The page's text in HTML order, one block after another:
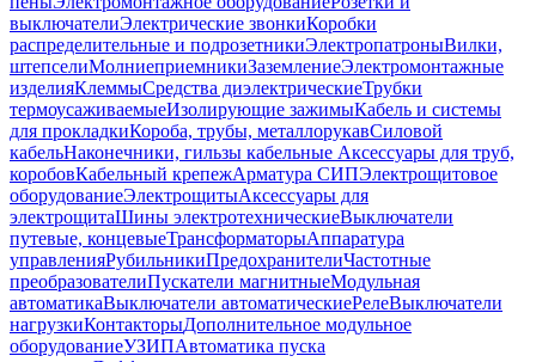
выключателиЭлектрические звонкиКоробки
распределительные и подрозетникиЭлектропатроныВилки,
штепселиМолниеприемникиЗаземлениеЭлектромонтажные
изделияКлеммыСредства диэлектрическиеТрубки
термоусаживаемыеИзолирующие зажимыКабель и системы
для прокладкиКороба, трубы, металлорукавСиловой
кабельНаконечники, гильзы кабельные Аксессуары для труб,
коробовКабельный крепежАрматура СИПЭлектрощитовое
оборудованиеЭлектрощитыАксессуары для
электрощитаШины электротехническиеВыключатели
путевые, концевыеТрансформаторыАппаратура
управленияРубильникиПредохранителиЧастотные
преобразователиПускатели магнитныеМодульная
автоматикаВыключатели автоматическиеРелеВыключатели
нагрузкиКонтакторыДополнительное модульное
оборудованиеУЗИПАвтоматика пуска